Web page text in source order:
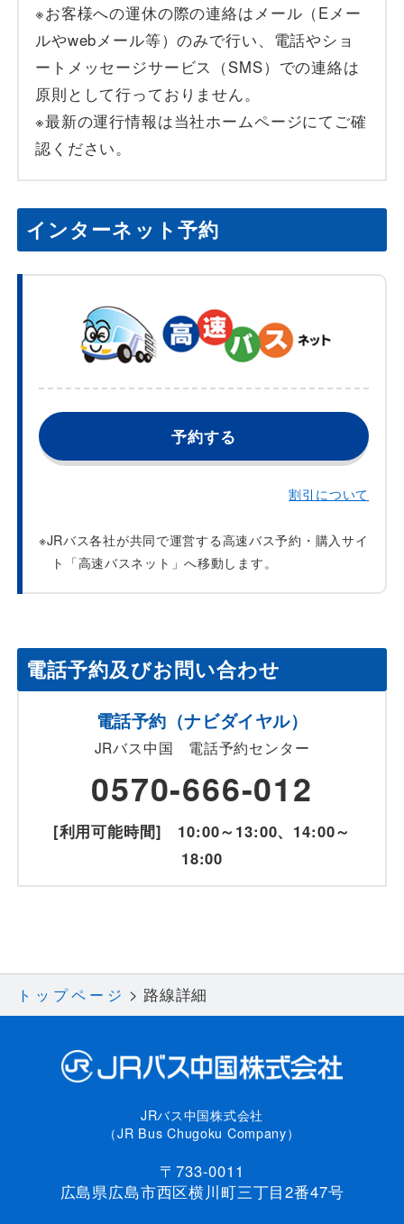
※お客様への運休の際の連絡はメール（Eメー
ルやwebメール等）のみで行い、電話やショ
ートメッセージサービス（SMS）での連絡は
原則として行っておりません。
※最新の運行情報は当社ホームページにてご確
認ください。
インターネット予約
予約する
割引について
※JRバス各社が共同で運営する高速バス予約・購入サイ
ト「高速バスネット」へ移動します。
電話予約及びお問い合わせ
電話予約（ナビダイヤル）
JRバス中国 電話予約センター
0570-666-012
[利用可能時間] 10:00～13:00、14:00～
18:00
トップページ 路線詳細
JRバス中国株式会社
（JR Bus Chugoku Company）
〒733-0011
広島県広島市西区横川町三丁目2番47号